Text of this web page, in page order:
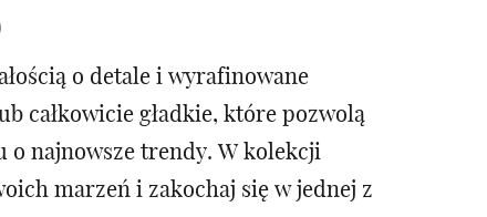
o detale i wyrafinowane
całkowicie gładkie, które pozwolą
o najnowsze trendy. W kolekcji
marzeń i zakochaj się w jednej z